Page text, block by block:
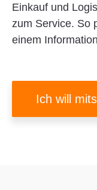
Einkauf und
zum Service. So
einem
Ich will